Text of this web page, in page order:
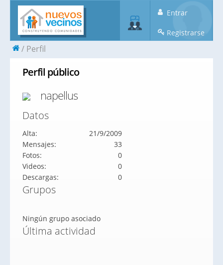
Entrar
Registrarse
Perfil
Perfil público
napellus
Datos
Alta:
21/9/2009
Mensajes:
33
Fotos:
0
Videos:
0
Descargas:
0
Grupos
Ningún grupo asociado
Última actividad